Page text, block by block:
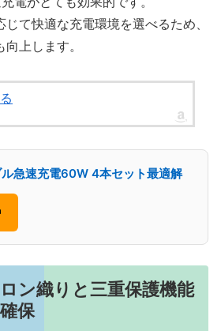
て快適な充電環境を選べるため、
上します。
急速充電60W 4本セット最適解
ン織りと三重保護機能
保